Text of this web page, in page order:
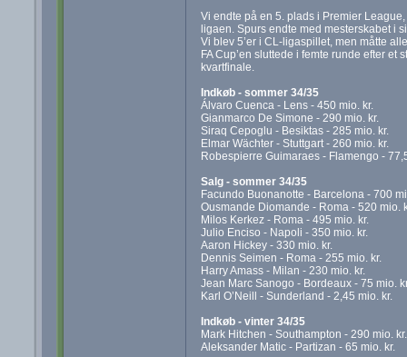
Vi endte på en 5. plads i Premier
ligaen. Spurs endte med mesterskabet i
Vi blev 5’er i CL-ligaspillet, men måtte
FA Cup’en sluttede i femte runde efter et
kvartfinale.
Indkøb - sommer 34/35
Álvaro Cuenca - Lens - 450 mio. kr.
Gianmarco De Simone - 290 mio. kr.
Siraq Cepoglu - Besiktas - 285 mio. kr.
Elmar Wächter - Stuttgart - 260 mio. kr.
Robespierre Guimaraes - Flamengo -
Salg - sommer 34/35
Facundo Buonanotte - Barcelona - 700
Ousmande Diomande - Roma - 520 mio.
Milos Kerkez - Roma - 495 mio. kr.
Julio Enciso - Napoli - 350 mio. kr.
Aaron Hickey - 330 mio. kr.
Dennis Seimen - Roma - 255 mio. kr.
Harry Amass - Milan - 230 mio. kr.
Jean Marc Sanogo - Bordeaux - 75 mio.
Karl O’Neill - Sunderland - 2,45 mio. kr.
Indkøb - vinter 34/35
Mark Hitchen - Southampton - 290 mio. kr.
Aleksander Matic - Partizan - 65 mio. kr.